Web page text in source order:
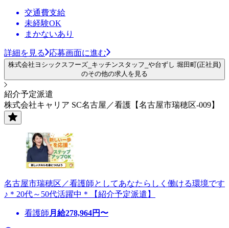
交通費支給
未経験OK
まかないあり
詳細を見る 応募画面に進む
株式会社ヨシックスフーズ_キッチンスタッフ_や台ずし 堀田町(正社員)
のその他の求人を見る
紹介予定派遣
株式会社キャリア SC名古屋／看護【名古屋市瑞穂区-009】
名古屋市瑞穂区／看護師としてあなたらしく働ける環境です
♪＊20代～50代活躍中＊【紹介予定派遣】
看護師 月給278,964円〜